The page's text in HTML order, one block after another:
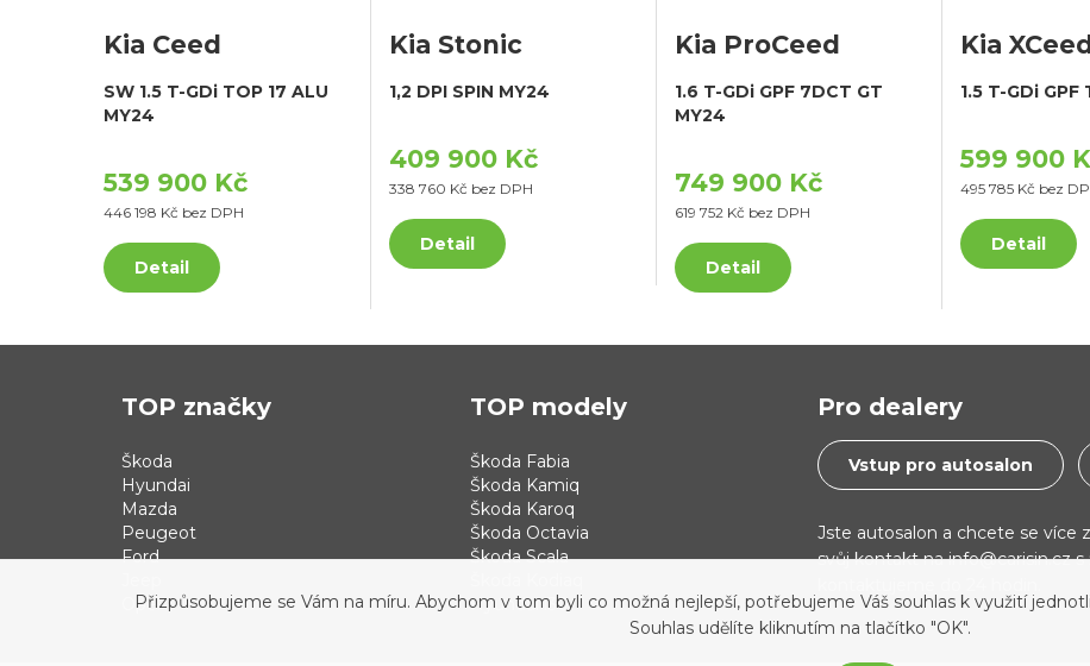
Kia Ceed
SW 1.5 T-GDi TOP 17 ALU
MY24
539 900 Kč
446 198 Kč bez DPH
Detail
Kia Stonic
1,2 DPI SPIN MY24
409 900 Kč
338 760 Kč bez DPH
Detail
Kia ProCeed
1.6 T-GDi GPF 7DCT GT
MY24
749 900 Kč
619 752 Kč bez DPH
Detail
Kia XCeed
1.5 T-GDi GPF
599 900
495 785 Kč bez
Detail
TOP značky
Škoda
Hyundai
Mazda
Peugeot
Ford
Opel
TOP modely
Škoda Fabia
Škoda Kamiq
Škoda Karoq
Škoda Octavia
Škoda Scala
Hyundai i30
Pro dealery
Vstup pro autosalon
Jste autosalon a chcete se více
svůj kontakt na info@carisin.cz
Přizpůsobujeme se Vám na míru. Abychom v tom byli co možná nejlepší, potřebujeme Váš souhlas k využití
Souhlas udělíte kliknutím na tlačítko "OK".